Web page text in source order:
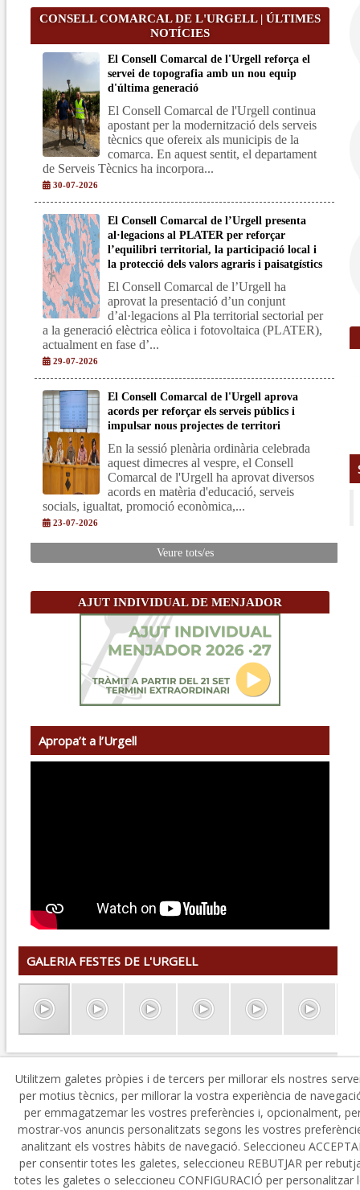
CONSELL COMARCAL DE L'URGELL | ÚLTIMES
NOTÍCIES
El Consell Comarcal de l'Urgell reforça el
servei de topografia amb un nou equip
d'última generació
El Consell Comarcal de l'Urgell continua
apostant per la modernització dels serveis
tècnics que ofereix als municipis de la
comarca. En aquest sentit, el departament
de Serveis Tècnics ha incorpora...
30-07-2026
El Consell Comarcal de l’Urgell presenta
al·legacions al PLATER per reforçar
l’equilibri territorial, la participació local i
la protecció dels valors agraris i paisatgístics
El Consell Comarcal de l’Urgell ha
aprovat la presentació d’un conjunt
d’al·legacions al Pla territorial sectorial per
a la generació elèctrica eòlica i fotovoltaica (PLATER),
actualment en fase d’...
29-07-2026
El Consell Comarcal de l'Urgell aprova
acords per reforçar els serveis públics i
impulsar nous projectes de territori
En la sessió plenària ordinària celebrada
aquest dimecres al vespre, el Consell
Comarcal de l'Urgell ha aprovat diversos
acords en matèria d'educació, serveis
socials, igualtat, promoció econòmica,...
23-07-2026
Veure tots/es
AJUT INDIVIDUAL DE MENJADOR
Apropa’t a l’Urgell
GALERIA FESTES DE L'URGELL
© 08/2026 Consell Comarcal de l'Urgell - Tots els drets
reservats.
Política de Privacitat
Utilitzem galetes pròpies i de tercers per millorar els nostres
per motius tècnics, per millorar la vostra experiència de
per emmagatzemar les vostres preferències i, opcionalment,
mostrar-vos anuncis personalitzats segons les vostres
analitzant els vostres hàbits de navegació. Seleccioneu
per consentir totes les galetes, seleccioneu REBUTJAR per
totes les galetes o seleccioneu CONFIGURACIÓ per personalitzar